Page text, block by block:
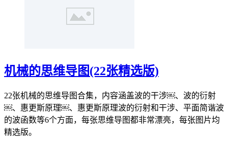
机械的思维导图(22张精选版)
22张机械的思维导图合集，内容涵盖波的干涉￼、波的衍射
￼、惠更斯原理￼、惠更斯原理波的衍射和干涉、平面简谐波
的波函数等6个方面，每张思维导图都非常漂亮，每张图片均
精选版。